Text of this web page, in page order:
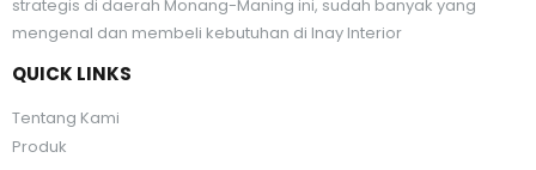
strategis di daerah Monang-Maning ini, sudah banyak yang
mengenal dan membeli kebutuhan di Inay Interior
QUICK LINKS
Tentang Kami
Produk